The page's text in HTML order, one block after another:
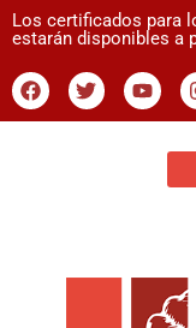
Los certificados para
estarán disponibles a